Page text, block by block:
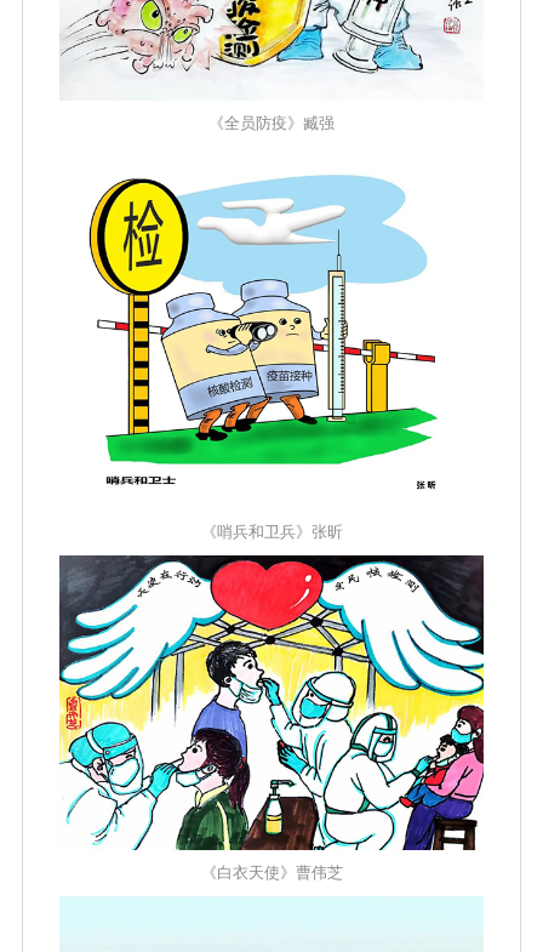
《全员防疫》臧强
《哨兵和卫兵》张昕
《白衣天使》曹伟芝